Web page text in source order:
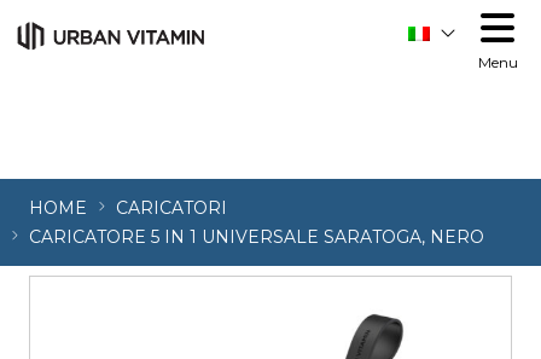
Menu
HOME
CARICATORI
CARICATORE 5 IN 1 UNIVERSALE SARATOGA, NERO